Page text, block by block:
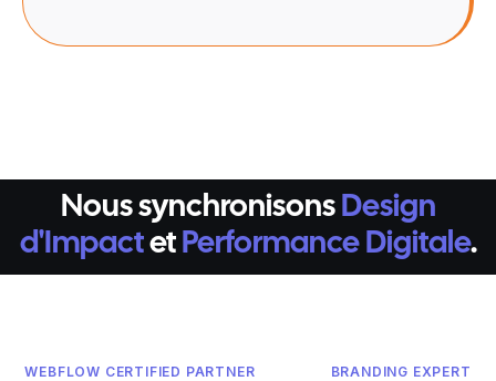
Nous synchronisons Design
d'Impactet Performance Digitale.
WEBFLOW CERTIFIED PARTNER BRANDING EXPERT